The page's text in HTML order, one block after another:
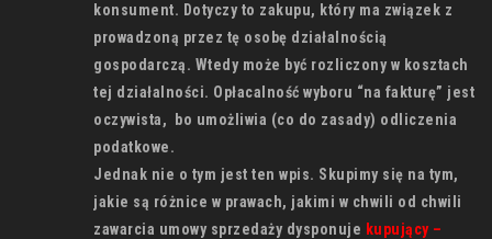
konsument. Dotyczy to zakupu, który ma związek z
prowadzoną przez tę osobę działalnością
gospodarczą. Wtedy może być rozliczony w kosztach
tej działalności. Opłacalność wyboru “na fakturę” jest
oczywista, bo umożliwia (co do zasady) odliczenia
podatkowe.
Jednak nie o tym jest ten wpis. Skupimy się na tym,
jakie są różnice w prawach, jakimi w chwili od chwili
zawarcia umowy sprzedaży dysponuje kupujący –